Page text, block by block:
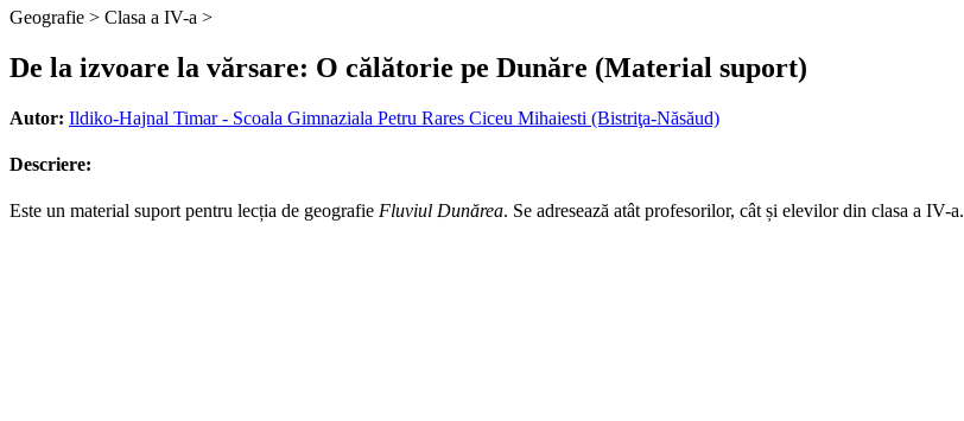
Geografie > Clasa a IV-a >
De la izvoare la vărsare: O călătorie pe Dunăre (Material suport)
Autor: Ildiko-Hajnal Timar - Scoala Gimnaziala Petru Rares Ciceu Mihaiesti (Bistriţa-Năsăud)
Descriere:
Este un material suport pentru lecția de geografie Fluviul Dunărea. Se adresează atât profesorilor, cât și elevilor din clasa a IV-a.